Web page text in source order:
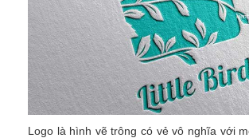
Logo là hình vẽ trông có vẻ vô nghĩa với